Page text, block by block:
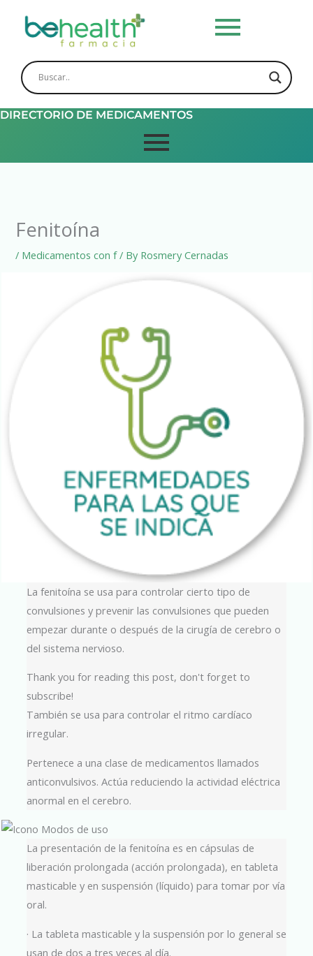
DIRECTORIO DE MEDICAMENTOS
Fenitoína
/ Medicamentos con f/ By Rosmery Cernadas
La fenitoína se usa para controlar cierto tipo de
convulsiones y prevenir las convulsiones que pueden
empezar durante o después de la cirugía de cerebro o
del sistema nervioso.
Thank you for reading this post, don't forget to
subscribe!
También se usa para controlar el ritmo cardíaco
irregular.
Pertenece a una clase de medicamentos llamados
anticonvulsivos. Actúa reduciendo la actividad eléctrica
anormal en el cerebro.
La presentación de la fenitoína es en cápsulas de
liberación prolongada (acción prolongada), en tableta
masticable y en suspensión (líquido) para tomar por vía
oral.
· La tableta masticable y la suspensión por lo general se
usan de dos a tres veces al día.